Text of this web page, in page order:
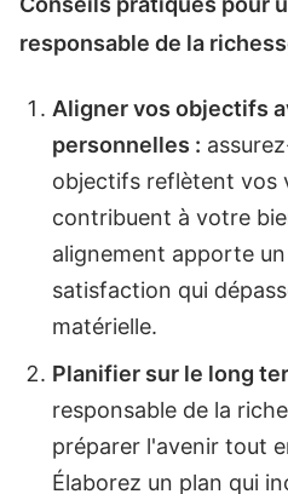
responsable de la
Aligner vos objectifs
personnelles :
objectifs reflètent vos
contribuent à votre
alignement apporte
satisfaction qui
matérielle.
Planifier sur le long
responsable de la
préparer l'avenir tout
Élaborez un plan qui